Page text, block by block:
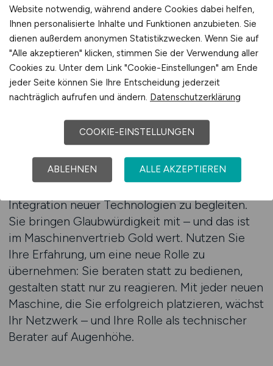
Shopfloor in den Vertrieb gelingt dann
besonders gut, wenn man bereit ist, neue
Verantwortung zu übernehmen – ohne seine
Wurzeln zu vergessen. Genau hier setzt
VERTRIEB.JOBS an: Die Plattform listet gezielt
Stellen, die auf berufserfahrene Fachkräfte
zugeschnitten sind – mit sauberer Einarbeitung,
technischem Support und einem Umfeld, in
dem echte Beratung zählt. Wenn Sie bisher
Werkzeuge gerüstet, Programme optimiert oder
Maschinen eingefahren haben, sind Sie ideal
Integration neuer Technologien zu begleiten.
Sie bringen Glaubwürdigkeit mit – und das ist
im Maschinenvertrieb Gold wert. Nutzen Sie
Ihre Erfahrung, um eine neue Rolle zu
übernehmen: Sie beraten statt zu bedienen,
gestalten statt nur zu reagieren. Mit jeder neuen
Maschine, die Sie erfolgreich platzieren, wächst
Ihr Netzwerk – und Ihre Rolle als technischer
Berater auf Augenhöhe.
Website notwendig, während andere Cookies dabei helfen,
Ihnen personalisierte Inhalte und Funktionen anzubieten. Sie
dienen außerdem anonymen Statistikzwecken. Wenn Sie auf
"Alle akzeptieren" klicken, stimmen Sie der Verwendung aller
Cookies zu. Unter dem Link "Cookie-Einstellungen" am Ende
jeder Seite können Sie Ihre Entscheidung jederzeit
nachträglich aufrufen und ändern. Datenschutzerklärung
COOKIE-EINSTELLUNGEN
ABLEHNEN ALLE AKZEPTIEREN